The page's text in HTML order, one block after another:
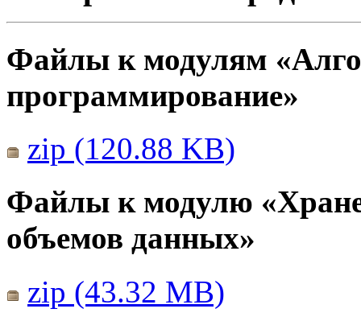
Файлы к модулям
программирование»
zip (120.88 KB)
Файлы к модулю
объемов данных»
zip (43.32 MB)